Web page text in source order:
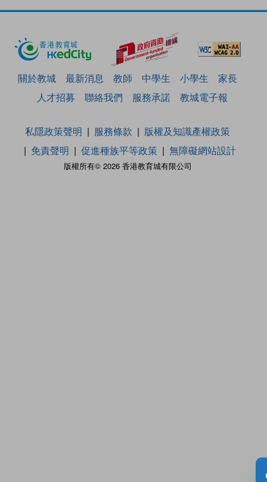
關於教城 最新消息 教師 中學生 小學生
家長
人才招募
聯絡我們 服務承諾 教城電子報
版權所有© 2026 香港教育城有限公司
私隱政策聲明 服務條款
版權及知識產權政策
免責聲明
促進種族平等政策 無障礙網站設計